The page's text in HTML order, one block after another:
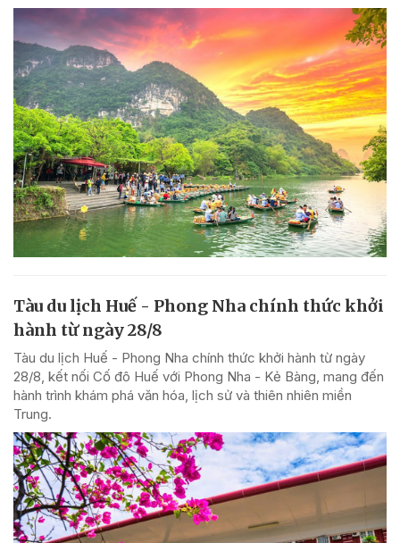
Tàu du lịch Huế - Phong Nha chính thức khởi
hành từ ngày 28/8
Tàu du lịch Huế - Phong Nha chính thức khởi hành từ ngày
28/8, kết nối Cố đô Huế với Phong Nha - Kẻ Bàng, mang đến
hành trình khám phá văn hóa, lịch sử và thiên nhiên miền
Trung.